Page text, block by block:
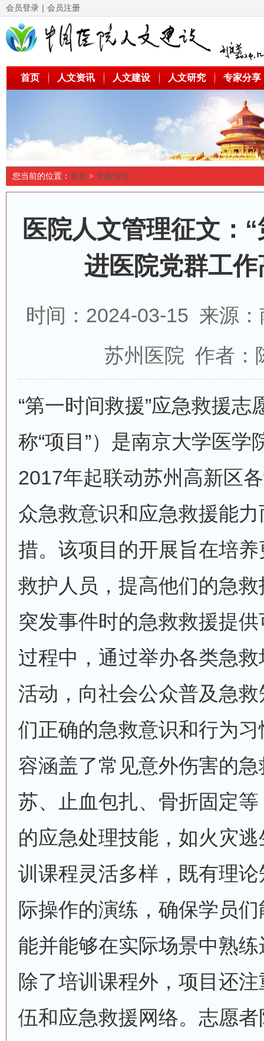
会员登录 ｜ 会员注册
首页 人文资讯 人文建设 人文研究 专家分享
您当前的位置： 首页 > 专题活动
医院人文管理征文：
进医院党群工
时间：2024-03-15 来源
苏州医院 作者：
“第一时间救援”应急救援
称“项目”）是南京大学医学
2017年起联动苏州高新区
众急救意识和应急救援能
措。该项目的开展旨在培
救护人员，提高他们的急
突发事件时的急救救援提
过程中，通过举办各类急
活动，向社会公众普及急
们正确的急救意识和行为
容涵盖了常见意外伤害的
苏、止血包扎、骨折固定
的应急处理技能，如火灾
训课程灵活多样，既有理
际操作的演练，确保学员
能并能够在实际场景中熟
除了培训课程外，项目还
伍和应急救援网络。志愿